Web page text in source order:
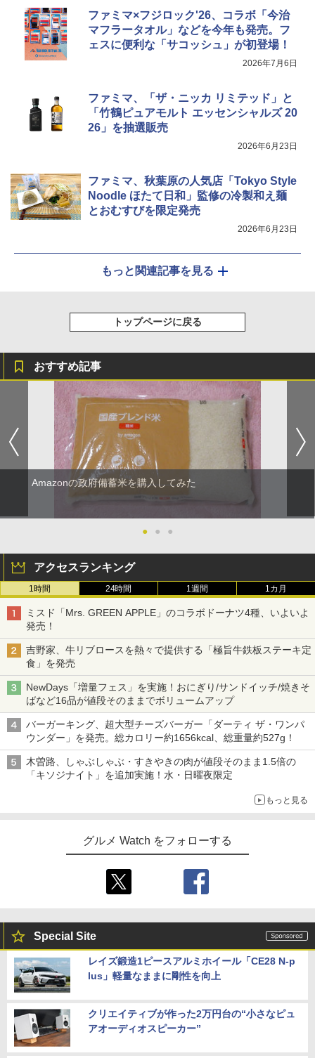
ファミマ×フジロック'26、コラボ「今治
マフラータオル」などを今年も発売。フ
ェスに便利な「サコッシュ」が初登場！
2026年7月6日
ファミマ、「ザ・ニッカ リミテッド」と
「竹鶴ピュアモルト エッセンシャルズ 20
26」を抽選販売
2026年6月23日
ファミマ、秋葉原の人気店「Tokyo Style
Noodle ほたて日和」監修の冷製和え麺
とおむすびを限定発売
2026年6月23日
もっと関連記事を見る
トップページに戻る
おすすめ記事
Amazonの政府備蓄米を購入してみた
● ● ●
アクセスランキング
1時間 24時間 1週間 1カ月
ミスド「Mrs. GREEN APPLE」のコラボドーナツ4種、いよいよ
発売！
吉野家、牛リブロースを熱々で提供する「極旨牛鉄板ステーキ定
食」を発売
NewDays「増量フェス」を実施！おにぎり/サンドイッチ/焼きそ
ばなど16品が値段そのままでボリュームアップ
バーガーキング、超大型チーズバーガー「ダーティ ザ・ワンパ
ウンダー」を発売。総カロリー約1656kcal、総重量約527g！
木曽路、しゃぶしゃぶ・すきやきの肉が値段そのまま1.5倍の
「キソジナイト」を追加実施！水・日曜夜限定
もっと見る
グルメ Watch をフォローする
Special Site
レイズ鍛造1ピースアルミホイール「CE28 N-p
lus」軽量なままに剛性を向上
クリエイティブが作った2万円台の“小さなピュ
アオーディオスピーカー”